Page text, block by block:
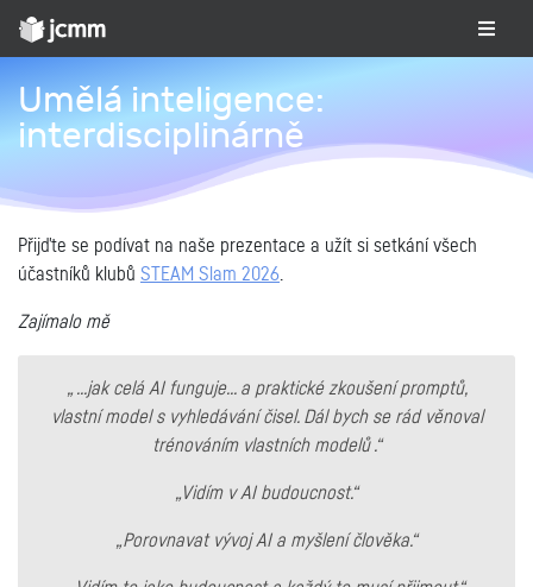
Umělá inteligence:
interdisciplinárně
Přijďte se podívat na naše prezentace a užít si setkání všech
účastníků klubů STEAM Slam 2026
Zajímalo mě
„ ...jak celá AI funguje... a praktické zkoušení promptů,
vlastní model s vyhledávání čisel. Dál bych se rád věnoval
trénováním vlastních modelů .“
„Vidím v AI budoucnost.“
„Porovnavat vývoj AI a myšlení člověka.“